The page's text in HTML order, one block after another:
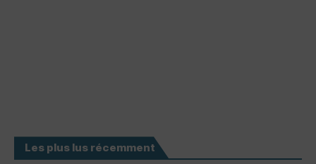
Les plus lus récemment